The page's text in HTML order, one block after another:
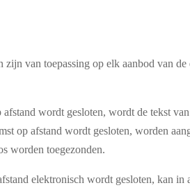
zijn van toepassing op elk aanbod van
wordt gesloten, wordt de tekst
op afstand wordt gesloten, worden
worden toegezonden.
elektronisch wordt gesloten, kan